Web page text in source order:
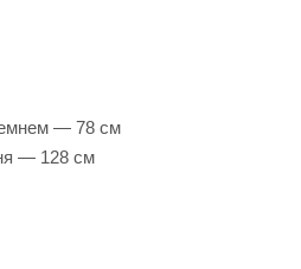
— 78 см
— 128 см